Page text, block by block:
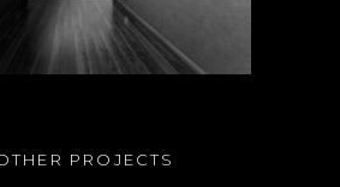
PROJECTS